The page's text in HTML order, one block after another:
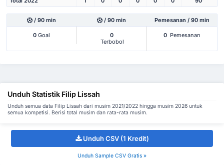
/ 90 min / 90 min Pemesanan / 90 min
0 Goal
0
Terbobol
0 Pemesanan
Unduh Statistik Filip Lissah
Unduh semua data Filip Lissah dari musim 2021/2022 hingga musim 2026 untuk
semua kompetisi. Berisi total musim dan rata-rata musim.
Unduh CSV (1 Kredit)
Unduh Sample CSV Gratis »